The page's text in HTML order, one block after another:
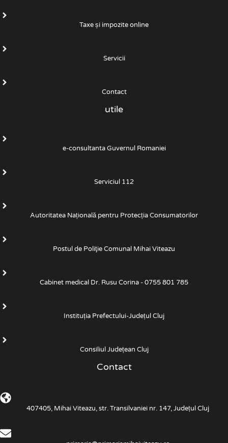
Taxe și impozite online
Servicii
Contact
utile
e-consultanta Guvernul Romaniei
Serviciul 112
Autoritatea Națională pentru Protecția Consumatorilor
Postul de Poliţie Comunal Mihai Viteazu
Cabinet medical Dr. Rusu Corina - 0755 801 785
Instituția Prefectului-Județul Cluj
Consiliul Județean Cluj
Contact
407405, Mihai Viteazu, str. Transilvaniei nr. 147, Județul Cluj